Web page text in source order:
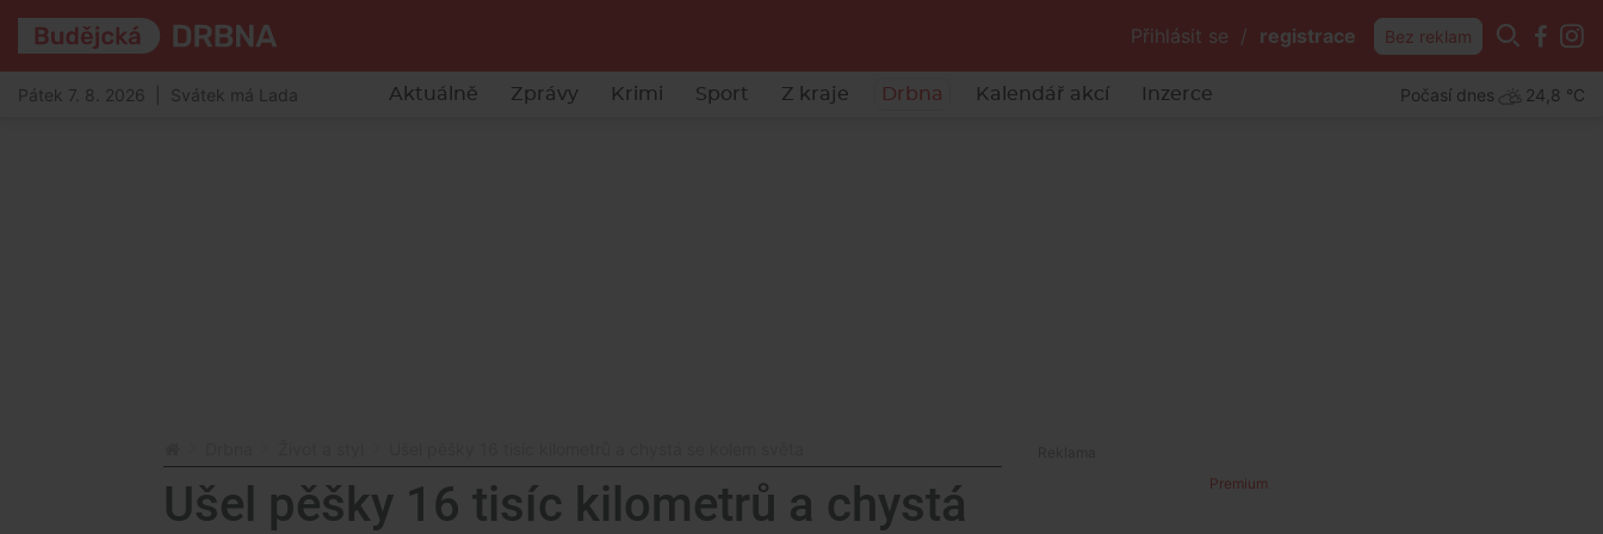
Přihlásit se / registrace Bez reklam
Pátek 7. 8. 2026 | Svátek má Lada Aktuálně Zprávy Krimi Sport Z kraje Drbna Kalendář akcí Inzerce Počasí dnes 24,8 °C
Ušel pěšky 16 tisíc kilometrů a chystá Premium